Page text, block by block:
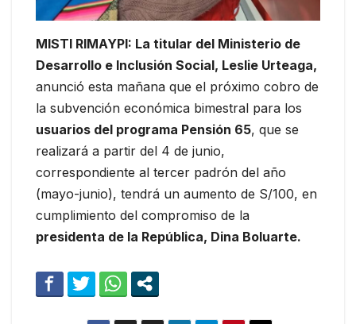
MISTI RIMAYPI: La titular del Ministerio de
Desarrollo e Inclusión Social, Leslie Urteaga,
anunció esta mañana que el próximo cobro de
la subvención económica bimestral para los
usuarios del programa Pensión 65, que se
realizará a partir del 4 de junio,
correspondiente al tercer padrón del año
(mayo-junio), tendrá un aumento de S/100, en
cumplimiento del compromiso de la
presidenta de la República, Dina Boluarte.